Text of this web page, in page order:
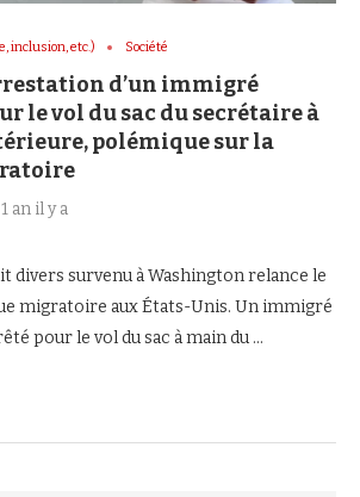
inclusion, etc.) Société
d’un immigré
le vol du sac du secrétaire à
polémique sur la
1 an il y a
divers survenu à Washington relance le
migratoire aux États-Unis. Un immigré
pour le vol du sac à main du …